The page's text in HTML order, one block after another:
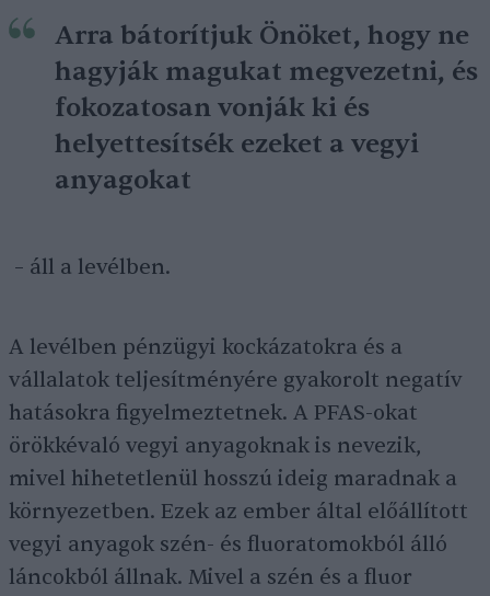
Arra bátorítjuk Önöket, hogy ne
hagyják magukat megvezetni, és
fokozatosan vonják ki és
helyettesítsék ezeket a vegyi
anyagokat
– áll a levélben.
A levélben pénzügyi kockázatokra és a
vállalatok teljesítményére gyakorolt negatív
hatásokra figyelmeztetnek. A PFAS-okat
örökkévaló vegyi anyagoknak is nevezik,
mivel hihetetlenül hosszú ideig maradnak a
környezetben. Ezek az ember által előállított
vegyi anyagok szén- és fluoratomokból álló
láncokból állnak. Mivel a szén és a fluor